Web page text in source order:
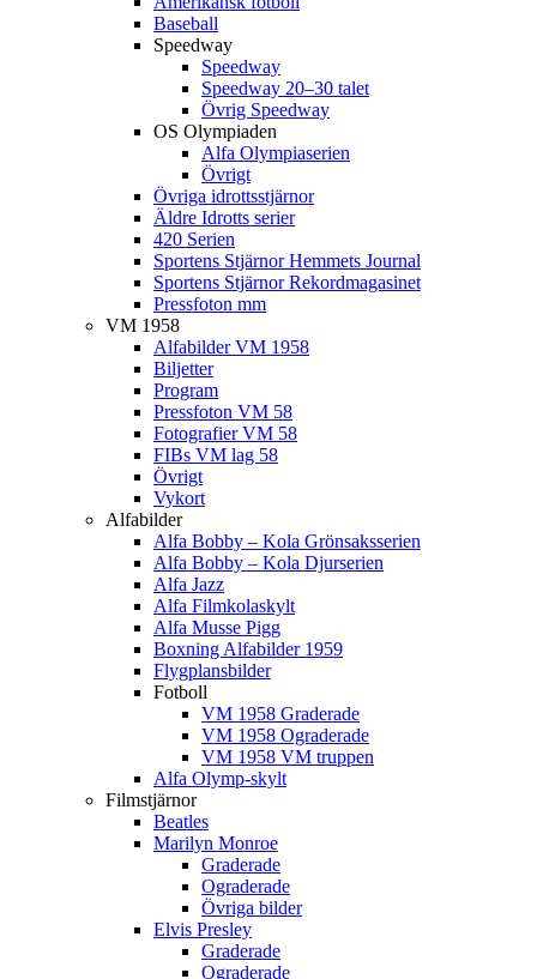
Baseball
Speedway
Speedway
Speedway 20–30 talet
Övrig Speedway
OS Olympiaden
Alfa Olympiaserien
Övrigt
Övriga idrottsstjärnor
Äldre Idrotts serier
420 Serien
Sportens Stjärnor Hemmets Journal
Sportens Stjärnor Rekordmagasinet
Pressfoton mm
VM 1958
Alfabilder VM 1958
Biljetter
Program
Pressfoton VM 58
Fotografier VM 58
FIBs VM lag 58
Övrigt
Vykort
Alfabilder
Alfa Bobby – Kola Grönsaksserien
Alfa Bobby – Kola Djurserien
Alfa Jazz
Alfa Filmkolaskylt
Alfa Musse Pigg
Boxning Alfabilder 1959
Flygplansbilder
Fotboll
VM 1958 Graderade
VM 1958 Ograderade
VM 1958 VM truppen
Alfa Olymp-skylt
Filmstjärnor
Beatles
Marilyn Monroe
Graderade
Ograderade
Övriga bilder
Elvis Presley
Graderade
Ograderade